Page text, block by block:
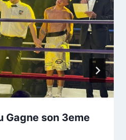
Gagne son 3eme